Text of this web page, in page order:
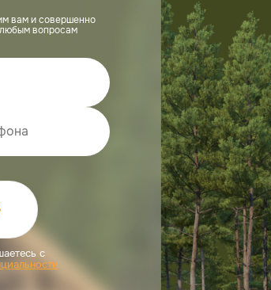
вам и совершенно
вопросам
с